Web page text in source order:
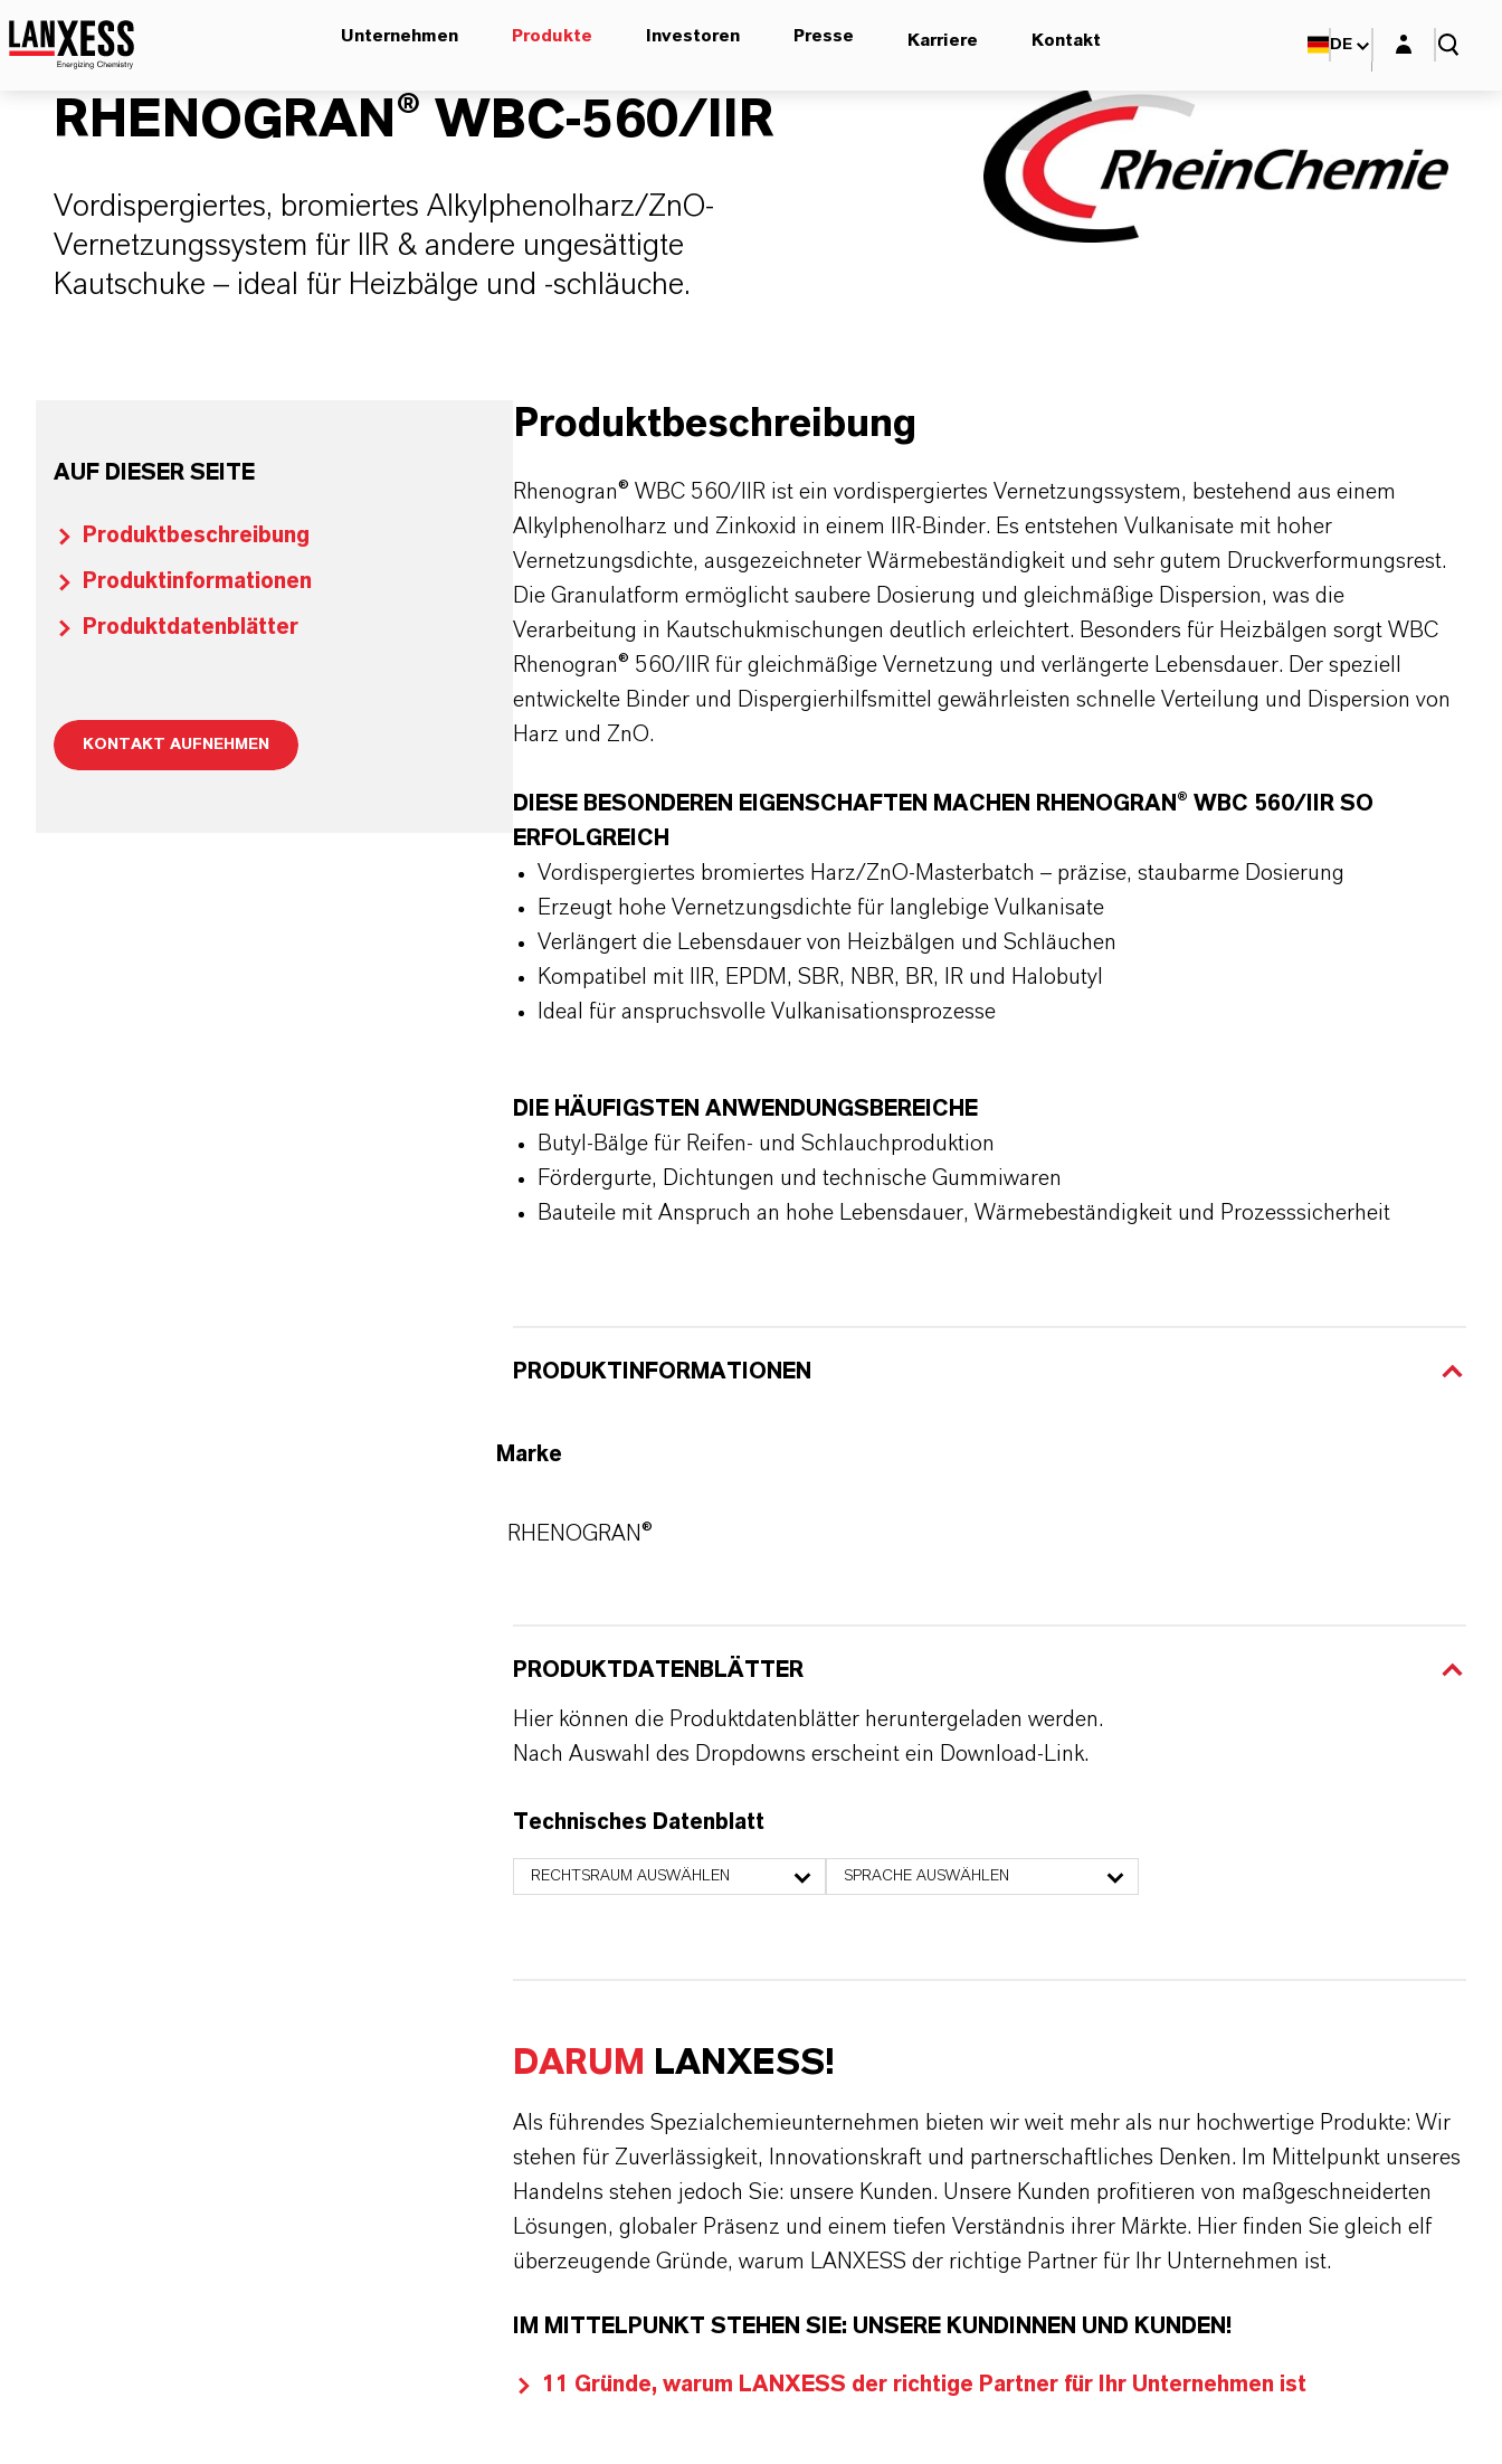
Unternehmen Produkte Investoren Presse Karriere Kontakt DE Login-Maske
RHENOGRAN® WBC-560/IIR
Vordispergiertes, bromiertes Alkylphenolharz/ZnO-
Vernetzungssystem für IIR & andere ungesättigte
Kautschuke – ideal für Heizbälge und -schläuche.
AUF DIESER SEITE
Produktbeschreibung
Produktinformationen
Produktdatenblätter
KONTAKT AUFNEHMEN
Produktbeschreibung
Rhenogran® WBC 560/IIR ist ein vordispergiertes Vernetzungssystem, bestehend aus einem
Alkylphenolharz und Zinkoxid in einem IIR-Binder. Es entstehen Vulkanisate mit hoher
Vernetzungsdichte, ausgezeichneter Wärmebeständigkeit und sehr gutem Druckverformungsrest.
Die Granulatform ermöglicht saubere Dosierung und gleichmäßige Dispersion, was die
Verarbeitung in Kautschukmischungen deutlich erleichtert. Besonders für Heizbälgen sorgt WBC
Rhenogran® 560/IIR für gleichmäßige Vernetzung und verlängerte Lebensdauer. Der speziell
entwickelte Binder und Dispergierhilfsmittel gewährleisten schnelle Verteilung und Dispersion von
Harz und ZnO.
DIESE BESONDEREN EIGENSCHAFTEN MACHEN RHENOGRAN® WBC 560/IIR SO
ERFOLGREICH
Vordispergiertes bromiertes Harz/ZnO-Masterbatch – präzise, staubarme Dosierung
Erzeugt hohe Vernetzungsdichte für langlebige Vulkanisate
Verlängert die Lebensdauer von Heizbälgen und Schläuchen
Kompatibel mit IIR, EPDM, SBR, NBR, BR, IR und Halobutyl
Ideal für anspruchsvolle Vulkanisationsprozesse
DIE HÄUFIGSTEN ANWENDUNGSBEREICHE
Butyl-Bälge für Reifen- und Schlauchproduktion
Fördergurte, Dichtungen und technische Gummiwaren
Bauteile mit Anspruch an hohe Lebensdauer, Wärmebeständigkeit und Prozesssicherheit
PRODUKTINFORMATIONEN
Marke
RHENOGRAN®
PRODUKTDATENBLÄTTER
Hier können die Produktdatenblätter heruntergeladen werden.
Nach Auswahl des Dropdowns erscheint ein Download-Link.
Technisches Datenblatt
RECHTSRAUM AUSWÄHLEN SPRACHE AUSWÄHLEN
DARUM LANXESS!
Als führendes Spezialchemieunternehmen bieten wir weit mehr als nur hochwertige Produkte: Wir
stehen für Zuverlässigkeit, Innovationskraft und partnerschaftliches Denken. Im Mittelpunkt unseres
Handelns stehen jedoch Sie: unsere Kunden. Unsere Kunden profitieren von maßgeschneiderten
Lösungen, globaler Präsenz und einem tiefen Verständnis ihrer Märkte. Hier finden Sie gleich elf
überzeugende Gründe, warum LANXESS der richtige Partner für Ihr Unternehmen ist.
IM MITTELPUNKT STEHEN SIE: UNSERE KUNDINNEN UND KUNDEN!
11 Gründe, warum LANXESS der richtige Partner für Ihr Unternehmen ist